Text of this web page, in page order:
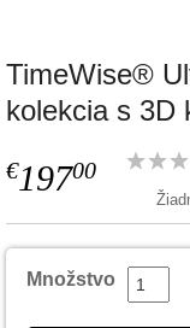
TimeWise®
kolekcia s 3D
€19700
Množstvo